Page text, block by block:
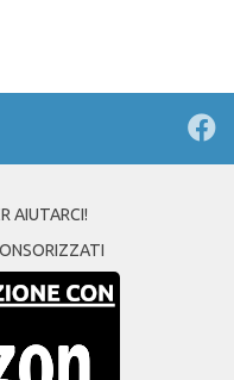
AIUTARCI!